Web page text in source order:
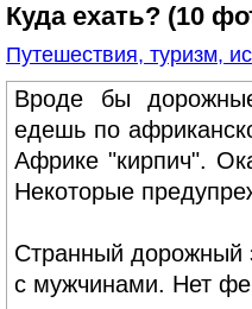
Куда ехать? (10
Путешествия, туризм,
Вроде бы
едешь по
Африке "кирпич".
Некоторые
Странный дорожный
с мужчинами. Нет